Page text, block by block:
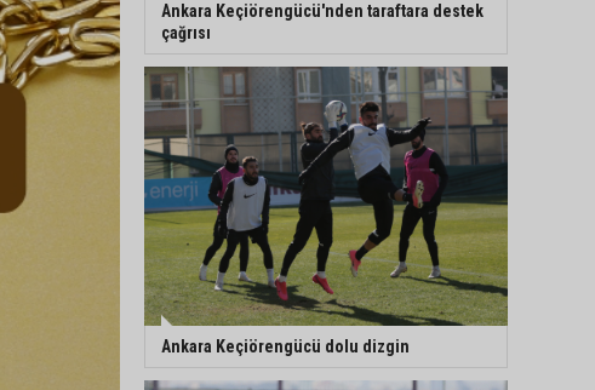
Ankara Keçiörengücü'nden taraftara destek
çağrısı
Ankara Keçiörengücü dolu dizgin